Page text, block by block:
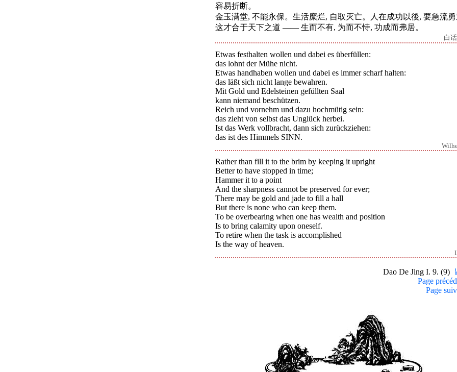
容易折断。
金玉满堂, 不能永保。生活糜烂, 自取灭亡。人在成功以後, 要急流勇
这才合于天下之道 ―― 生而不有, 为而不恃, 功成而弗居。
白
Etwas festhalten wollen und dabei es überfüllen:
das lohnt der Mühe nicht.
Etwas handhaben wollen und dabei es immer scharf halten:
das läßt sich nicht lange bewahren.
Mit Gold und Edelsteinen gefüllten Saal
kann niemand beschützen.
Reich und vornehm und dazu hochmütig sein:
das zieht von selbst das Unglück herbei.
Ist das Werk vollbracht, dann sich zurückziehen:
das ist des Himmels SINN.
Rather than fill it to the brim by keeping it upright
Better to have stopped in time;
Hammer it to a point
And the sharpness cannot be preserved for ever;
There may be gold and jade to fill a hall
But there is none who can keep them.
To be overbearing when one has wealth and position
Is to bring calamity upon oneself.
To retire when the task is accomplished
Is the way of heaven.
Dao De Jing I. 9. (9)
Page
Page